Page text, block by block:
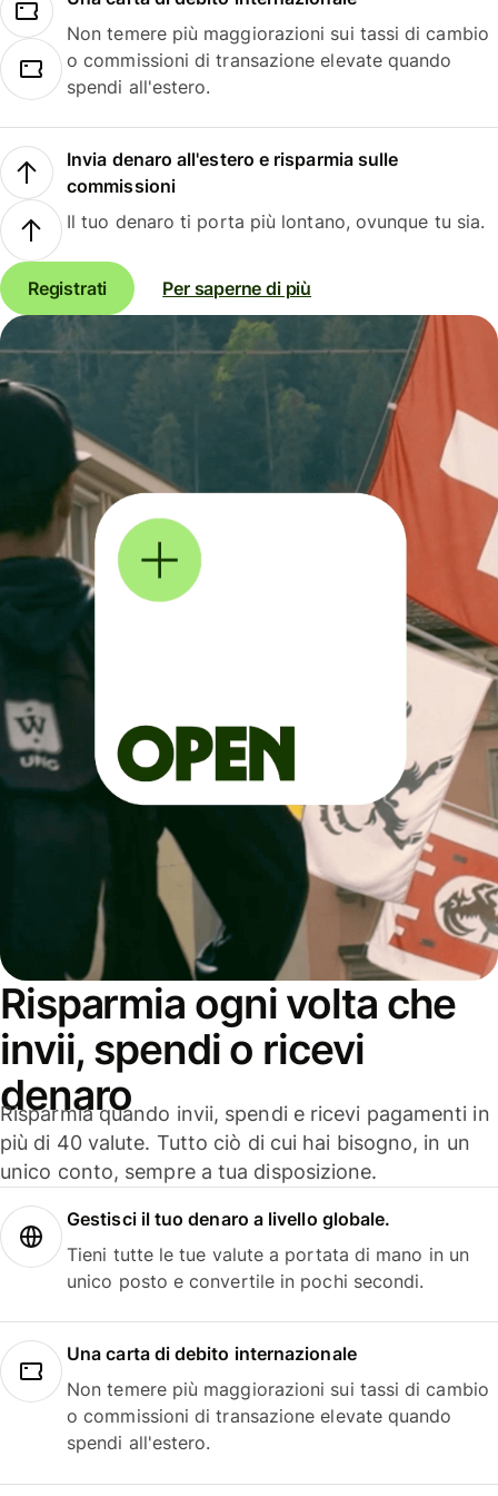
Non temere più maggiorazioni sui tassi di cambio
o commissioni di transazione elevate quando
spendi all'estero.
Invia denaro all'estero e risparmia sulle
commissioni
Il tuo denaro ti porta più lontano, ovunque tu sia.
Registrati Per saperne di più
Risparmia ogni volta che
invii, spendi o ricevi
denaro
Risparmia quando invii, spendi e ricevi pagamenti in
più di 40 valute. Tutto ciò di cui hai bisogno, in un
unico conto, sempre a tua disposizione.
Gestisci il tuo denaro a livello globale.
Tieni tutte le tue valute a portata di mano in un
unico posto e convertile in pochi secondi.
Una carta di debito internazionale
Non temere più maggiorazioni sui tassi di cambio
o commissioni di transazione elevate quando
spendi all'estero.